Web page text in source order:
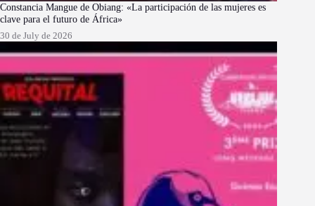
Constancia Mangue de Obiang: «La participación de las mujeres es
clave para el futuro de África»
30 de July de 2026